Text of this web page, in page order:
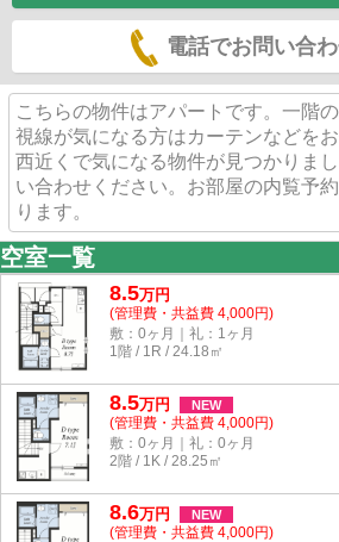
電話でお問い合
こちらの物件はアパートです。一階
視線が気になる方はカーテンなどを
西近くで気になる物件が見つかりま
い合わせください。お部屋の内覧予
ります。
空室一覧
8.5万円
(管理費・共益費 4,000円)
敷：0ヶ月｜礼：1ヶ月
1階 / 1R / 24.18㎡
8.5万円 NEW
(管理費・共益費 4,000円)
敷：0ヶ月｜礼：0ヶ月
2階 / 1K / 28.25㎡
8.6万円 NEW
(管理費・共益費 4,000円)